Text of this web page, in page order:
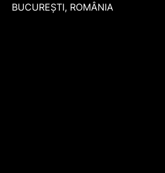
BUCUREŞTI, ROMÂNIA